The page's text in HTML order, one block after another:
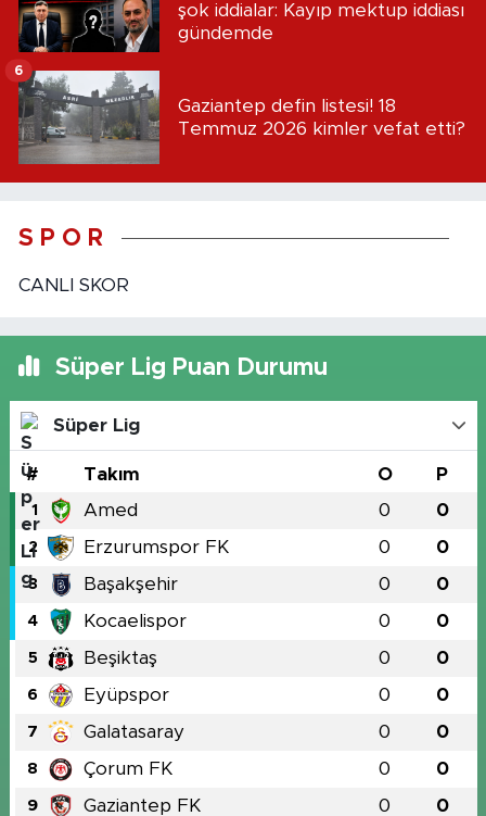
şok iddialar: Kayıp mektup iddiası
gündemde
Gaziantep defin listesi! 18
Temmuz 2026 kimler vefat etti?
6
S P O R
CANLI SKOR
Süper Lig Puan Durumu
Süper Lig
# Takım O P
1 Amed 0 0
2 Erzurumspor FK 0 0
3 Başakşehir 0 0
4 Kocaelispor 0 0
5 Beşiktaş 0 0
6 Eyüpspor 0 0
7 Galatasaray 0 0
8 Çorum FK 0 0
9 Gaziantep FK 0 0